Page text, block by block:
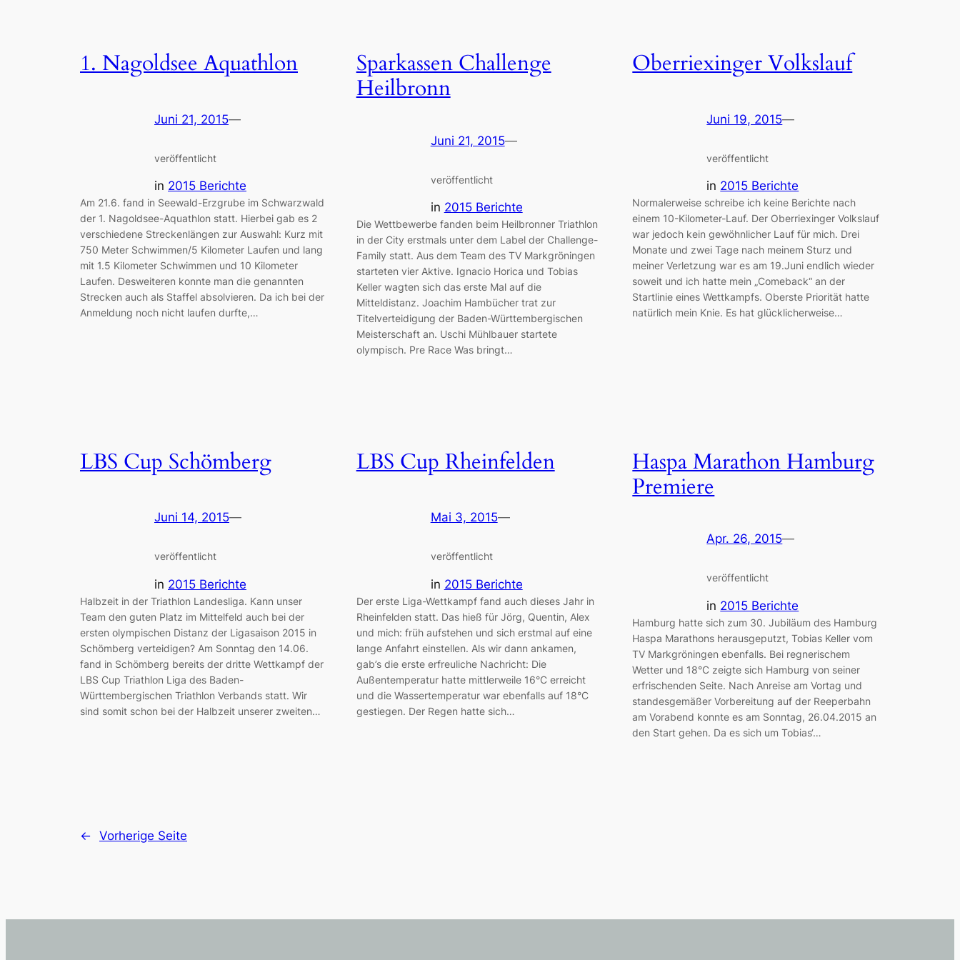
1. Nagoldsee Aquathlon
Juni 21, 2015—
veröffentlicht
in 2015 Berichte
Am 21.6. fand in Seewald-Erzgrube im Schwarzwald
der 1. Nagoldsee-Aquathlon statt. Hierbei gab es 2
verschiedene Streckenlängen zur Auswahl: Kurz mit
750 Meter Schwimmen/5 Kilometer Laufen und lang
mit 1.5 Kilometer Schwimmen und 10 Kilometer
Laufen. Desweiteren konnte man die genannten
Strecken auch als Staffel absolvieren. Da ich bei der
Anmeldung noch nicht laufen durfte,…
Sparkassen Challenge
Heilbronn
Juni 21, 2015—
veröffentlicht
in 2015 Berichte
Die Wettbewerbe fanden beim Heilbronner Triathlon
in der City erstmals unter dem Label der Challenge-
Family statt. Aus dem Team des TV Markgröningen
starteten vier Aktive. Ignacio Horica und Tobias
Keller wagten sich das erste Mal auf die
Mitteldistanz. Joachim Hambücher trat zur
Titelverteidigung der Baden-Württembergischen
Meisterschaft an. Uschi Mühlbauer startete
olympisch. Pre Race Was bringt…
Oberriexinger Volkslauf
Juni 19, 2015—
veröffentlicht
in 2015 Berichte
Normalerweise schreibe ich keine Berichte nach
einem 10-Kilometer-Lauf. Der Oberriexinger Volkslauf
war jedoch kein gewöhnlicher Lauf für mich. Drei
Monate und zwei Tage nach meinem Sturz und
meiner Verletzung war es am 19.Juni endlich wieder
soweit und ich hatte mein „Comeback“ an der
Startlinie eines Wettkampfs. Oberste Priorität hatte
natürlich mein Knie. Es hat glücklicherweise…
LBS Cup Schömberg
Juni 14, 2015—
veröffentlicht
in 2015 Berichte
Halbzeit in der Triathlon Landesliga. Kann unser
Team den guten Platz im Mittelfeld auch bei der
ersten olympischen Distanz der Ligasaison 2015 in
Schömberg verteidigen? Am Sonntag den 14.06.
fand in Schömberg bereits der dritte Wettkampf der
LBS Cup Triathlon Liga des Baden-
Württembergischen Triathlon Verbands statt. Wir
sind somit schon bei der Halbzeit unserer zweiten…
LBS Cup Rheinfelden
Mai 3, 2015—
veröffentlicht
in 2015 Berichte
Der erste Liga-Wettkampf fand auch dieses Jahr in
Rheinfelden statt. Das hieß für Jörg, Quentin, Alex
und mich: früh aufstehen und sich erstmal auf eine
lange Anfahrt einstellen. Als wir dann ankamen,
gab’s die erste erfreuliche Nachricht: Die
Außentemperatur hatte mittlerweile 16°C erreicht
und die Wassertemperatur war ebenfalls auf 18°C
gestiegen. Der Regen hatte sich…
Haspa Marathon Hamburg
Premiere
Apr. 26, 2015—
veröffentlicht
in 2015 Berichte
Hamburg hatte sich zum 30. Jubiläum des Hamburg
Haspa Marathons herausgeputzt, Tobias Keller vom
TV Markgröningen ebenfalls. Bei regnerischem
Wetter und 18°C zeigte sich Hamburg von seiner
erfrischenden Seite. Nach Anreise am Vortag und
standesgemäßer Vorbereitung auf der Reeperbahn
am Vorabend konnte es am Sonntag, 26.04.2015 an
den Start gehen. Da es sich um Tobias‘…
← Vorherige Seite